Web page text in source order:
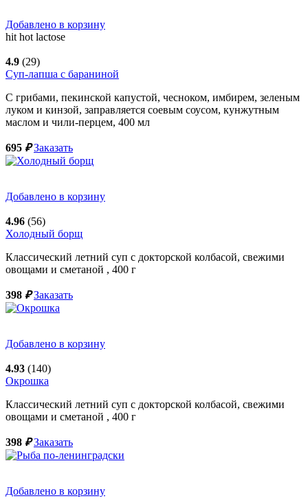
Добавлено в корзину
hit hot lactose
4.9 (29)
Суп-лапша с бараниной
С грибами, пекинской капустой, чесноком, имбирем, зеленым
луком и кинзой, заправляется соевым соусом, кунжутным
маслом и чили-перцем, 400 мл
695 ₽ Заказать
Добавлено в корзину
4.96 (56)
Холодный борщ
Классический летний суп с докторской колбасой, свежими
овощами и сметаной , 400 г
398 ₽ Заказать
Добавлено в корзину
4.93 (140)
Окрошка
Классический летний суп с докторской колбасой, свежими
овощами и сметаной , 400 г
398 ₽ Заказать
Добавлено в корзину